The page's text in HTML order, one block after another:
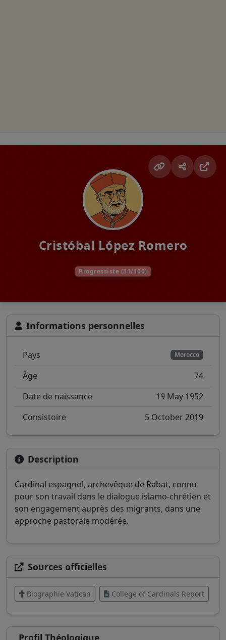
Cristóbal López Romero
Progressiste (31/100)
Informations personnelles
Pays Morocco
Âge
74
Date de naissance
19 May 1952
Consistoire
5 October 2019
Description
Cardinal espagnol, archevêque de Rabat, connu
pour son travail dans le dialogue islamo-chrétien et
son engagement auprès des migrants, dans une
approche pastorale modérée.
Sources officielles
Biographie Vatican College of Cardinals Report
Profil Théologique